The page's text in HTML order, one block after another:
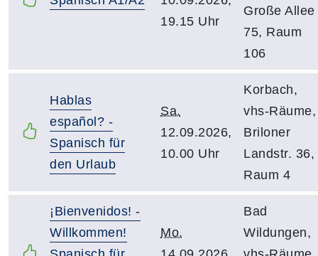
19.15 Uhr
Große Allee
75, Raum
106
Hablas
español? -
Spanisch für
den Urlaub
Sa.
12.09.2026,
10.00 Uhr
Korbach,
vhs-Räume,
Briloner
Landstr. 36,
Raum 4
¡Bienvenidos! -
Willkommen!
Mo.
Bad
Wildungen,